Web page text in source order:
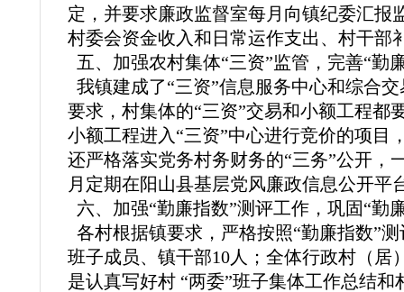
定，并要求廉政监督室每月向镇纪委汇报
村委会资金收入和日常运作支出、村干部
五、加强农村集体“三资”监管，完善“勤
我镇建成了“三资”信息服务中心和综合
要求，村集体的“三资”交易和小额工程都
小额工程进入“三资”中心进行竞价的项目
还严格落实党务村务财务的“三务”公开
月定期在阳山县基层党风廉政信息公开
六、加强“勤廉指数”测评工作，巩固“勤
各村根据镇要求，严格按照“勤廉指数”
班子成员、镇干部10人；全体行政村（居
是认真写好村 “两委”班子集体工作总结